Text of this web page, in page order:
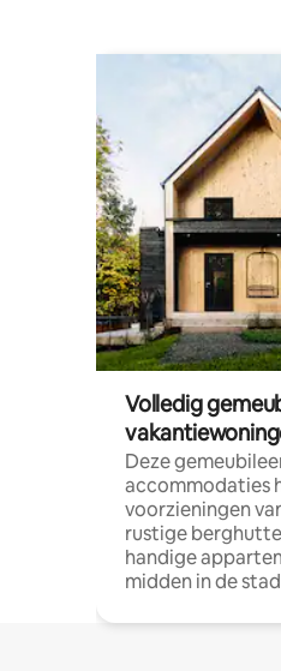
Volledig
Deze
accommodaties
voorzieningen
rustige
handige
midden in de